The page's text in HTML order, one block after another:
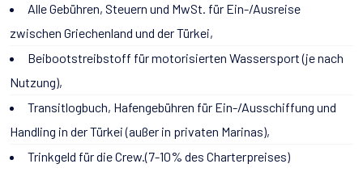
Alle Gebühren, Steuern und MwSt. für Ein-/Ausreise
zwischen Griechenland und der Türkei,
Beibootstreibstoff für motorisierten Wassersport (je nach
Nutzung),
Transitlogbuch, Hafengebühren für Ein-/Ausschiffung und
Handling in der Türkei (außer in privaten Marinas),
Trinkgeld für die Crew.(7-10% des Charterpreises)